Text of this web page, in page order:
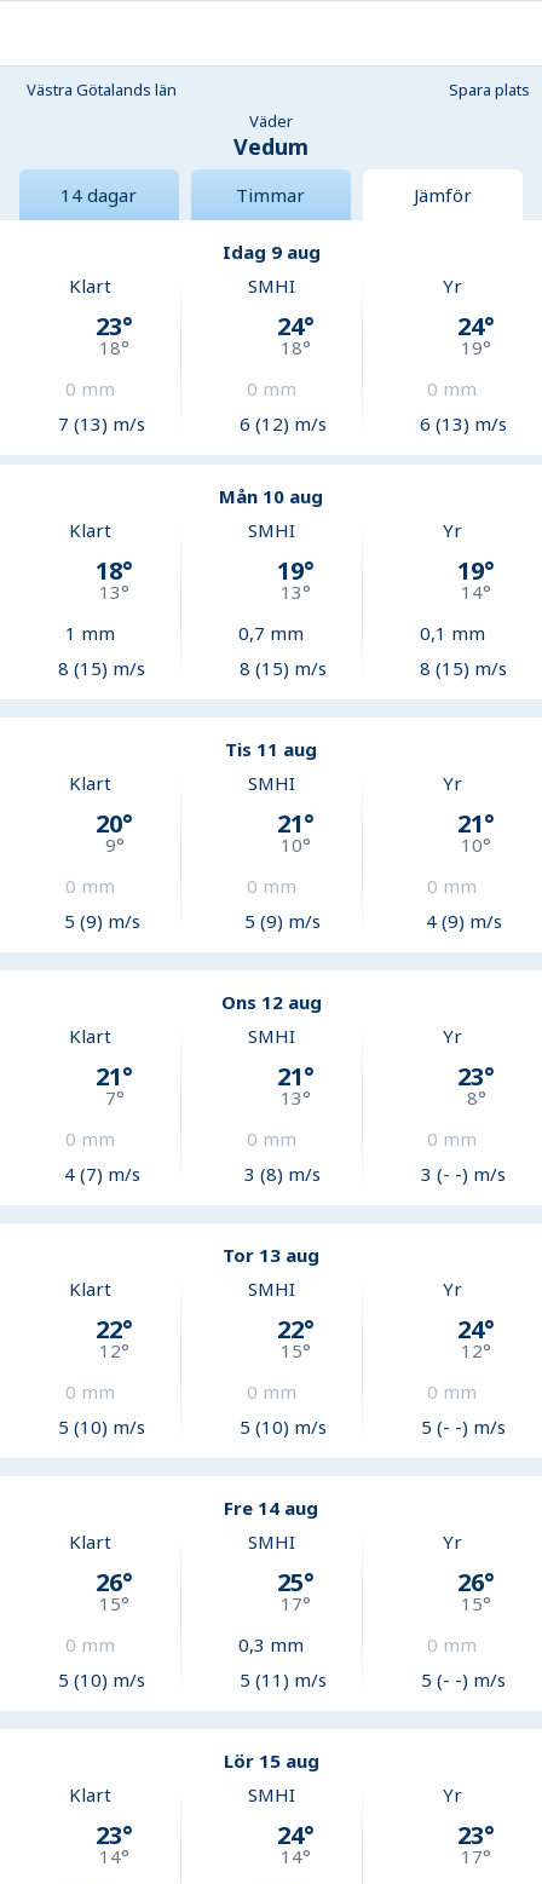
Västra Götalands län
Spara plats
Väder
Vedum
14 dagar Timmar Jämför
Idag 9 aug
Klart
23°
18°
0 mm
7 (13) m/s
SMHI
24°
18°
0 mm
6 (12) m/s
Yr
24°
19°
0 mm
6 (13) m/s
Mån 10 aug
Klart
18°
13°
1 mm
8 (15) m/s
SMHI
19°
13°
0,7 mm
8 (15) m/s
Yr
19°
14°
0,1 mm
8 (15) m/s
Tis 11 aug
Klart
20°
9°
0 mm
5 (9) m/s
SMHI
21°
10°
0 mm
5 (9) m/s
Yr
21°
10°
0 mm
4 (9) m/s
Ons 12 aug
Klart
21°
7°
0 mm
4 (7) m/s
SMHI
21°
13°
0 mm
3 (8) m/s
Yr
23°
8°
0 mm
3 (- -) m/s
Tor 13 aug
Klart
22°
12°
0 mm
5 (10) m/s
SMHI
22°
15°
0 mm
5 (10) m/s
Yr
24°
12°
0 mm
5 (- -) m/s
Fre 14 aug
Klart
26°
15°
0 mm
5 (10) m/s
SMHI
25°
17°
0,3 mm
5 (11) m/s
Yr
26°
15°
0 mm
5 (- -) m/s
Lör 15 aug
Klart
23°
14°
SMHI
24°
14°
Yr
23°
17°